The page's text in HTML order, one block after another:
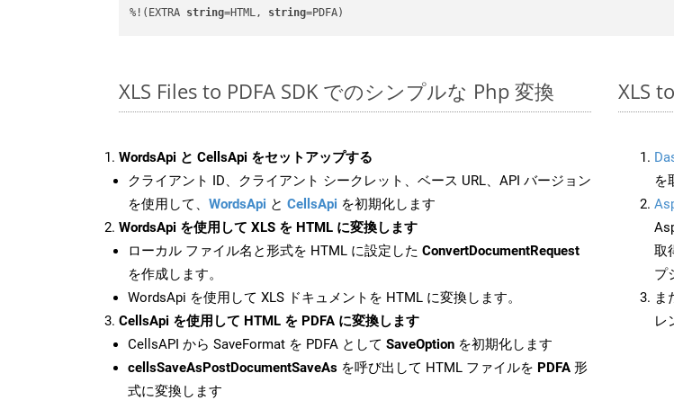
%!(EXTRA string=HTML, string=PDFA)
XLS Files to PDFA SDK でのシンプルな Php 変換
WordsApi と CellsApi をセットアップする
クライアント ID、クライアント シークレット、ベース URL、API バージョン
を使用して、 WordsApi と CellsApi を初期化します
WordsApi を使用して XLS を HTML に変換します
ローカル ファイル名と形式を HTML に設定した ConvertDocumentRequest
を作成します。
WordsApi を使用して XLS ドキュメントを HTML に変換します。
CellsApi を使用して HTML を PDFA に変換します
CellsAPI から SaveFormat を PDFA として SaveOption を初期化します
cellsSaveAsPostDocumentSaveAs を呼び出して HTML ファイルを PDFA 形
式に変換します
XLS
を
取
プ
ま
レ